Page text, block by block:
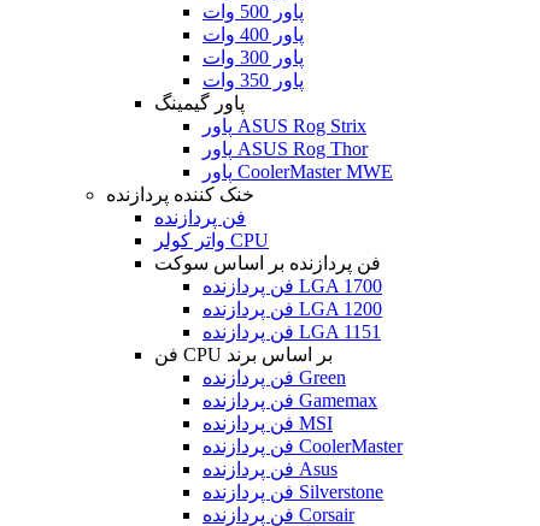
پاور 500 وات
پاور 400 وات
پاور 300 وات
پاور 350 وات
پاور گیمینگ
پاور ASUS Rog Strix
پاور ASUS Rog Thor
پاور CoolerMaster MWE
خنک کننده پردازنده
فن پردازنده
واتر کولر CPU
فن پردازنده بر اساس سوکت
فن پردازنده LGA 1700
فن پردازنده LGA 1200
فن پردازنده LGA 1151
فن CPU بر اساس برند
فن پردازنده Green
فن پردازنده Gamemax
فن پردازنده MSI
فن پردازنده CoolerMaster
فن پردازنده Asus
فن پردازنده Silverstone
فن پردازنده Corsair